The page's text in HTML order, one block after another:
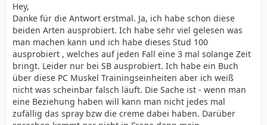
Hey,
Danke für die Antwort erstmal. Ja, ich habe schon diese
beiden Arten ausprobiert. Ich habe sehr viel gelesen was
man machen kann und ich habe dieses Stud 100
ausprobiert , welches auf jeden Fall eine 3 mal solange Zeit
bringt. Leider nur bei SB ausprobiert. Ich habe ein Buch
über diese PC Muskel Trainingseinheiten aber ich weiß
nicht was scheinbar falsch läuft. Die Sache ist - wenn man
eine Beziehung haben will kann man nicht jedes mal
zufällig das spray bzw die creme dabei haben. Darüber